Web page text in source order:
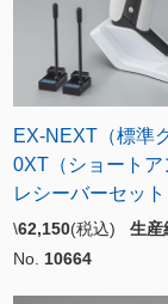
EX-NEXT（標準
0XT（ショート
レシーバーセット
\62,150(税込) 生産
No. 10664